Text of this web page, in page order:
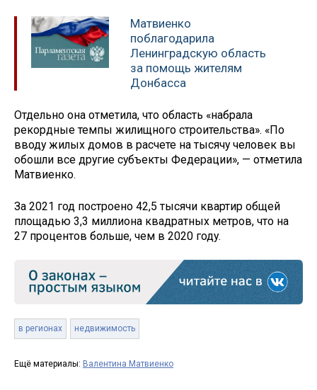
Матвиенко
поблагодарила
Ленинградскую область
за помощь жителям
Донбасса
Отдельно она отметила, что область «набрала
рекордные темпы жилищного строительства». «По
вводу жилых домов в расчете на тысячу человек вы
обошли все другие субъекты Федерации», — отметила
Матвиенко.
За 2021 год построено 42,5 тысячи квартир общей
площадью 3,3 миллиона квадратных метров, что на
27 процентов больше, чем в 2020 году.
в регионах недвижимость
Ещё материалы: Валентина Матвиенко